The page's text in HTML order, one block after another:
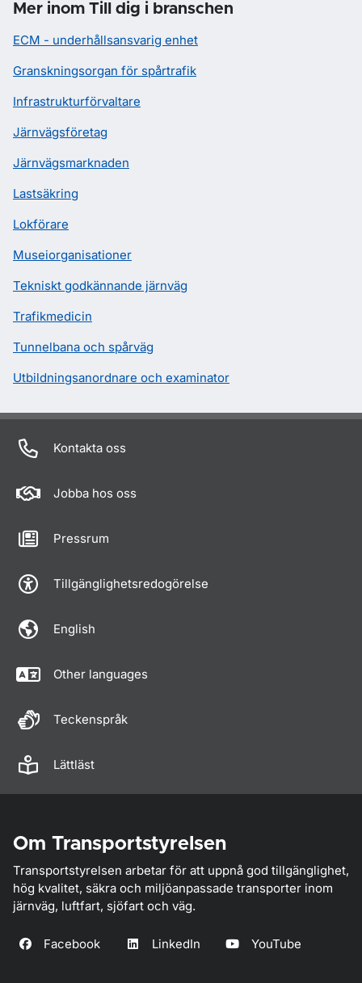
Mer inom Till dig i branschen
ECM - underhållsansvarig enhet
Granskningsorgan för spårtrafik
Infrastrukturförvaltare
Järnvägsföretag
Järnvägsmarknaden
Lastsäkring
Lokförare
Museiorganisationer
Tekniskt godkännande järnväg
Trafikmedicin
Tunnelbana och spårväg
Utbildningsanordnare och examinator
Kontakta oss
Jobba hos oss
Pressrum
Tillgänglighetsredogörelse
English
Other languages
Teckenspråk
Lättläst
Om Transportstyrelsen
Transportstyrelsen arbetar för att uppnå god tillgänglighet,
hög kvalitet, säkra och miljöanpassade transporter inom
järnväg, luftfart, sjöfart och väg.
Facebook LinkedIn YouTube